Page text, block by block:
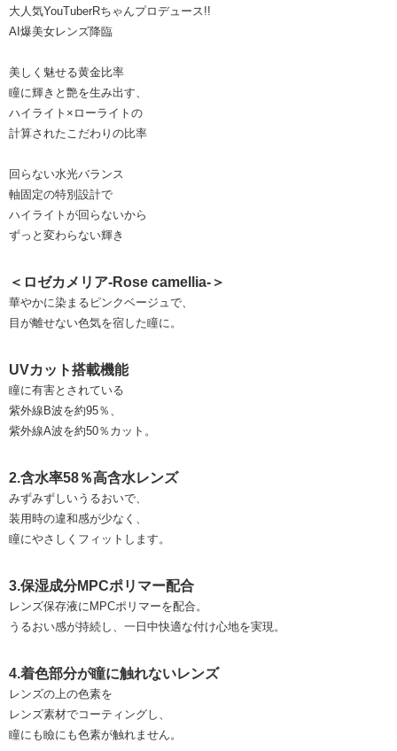
大人気YouTuberRちゃんプロデュース!!
AI爆美女レンズ降臨
美しく魅せる黄金比率
瞳に輝きと艶を生み出す、
ハイライト×ローライトの
計算されたこだわりの比率
回らない水光バランス
軸固定の特別設計で
ハイライトが回らないから
ずっと変わらない輝き
＜ロゼカメリア-Rose camellia-＞
華やかに染まるピンクベージュで、
目が離せない色気を宿した瞳に。
UVカット搭載機能
瞳に有害とされている
紫外線B波を約95％、
紫外線A波を約50％カット。
2.含水率58％高含水レンズ
みずみずしいうるおいで、
装用時の違和感が少なく、
瞳にやさしくフィットします。
3.保湿成分MPCポリマー配合
レンズ保存液にMPCポリマーを配合。
うるおい感が持続し、一日中快適な付け心地を実現。
4.着色部分が瞳に触れないレンズ
レンズの上の色素を
レンズ素材でコーティングし、
瞳にも瞼にも色素が触れません。